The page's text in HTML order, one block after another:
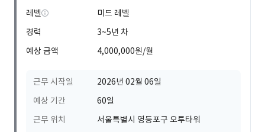
레벨
미드 레벨
경력
3~5년 차
예상 금액
4,000,000원/월
근무 시작일
2026년 02월 06일
예상 기간
60일
근무 위치
서울특별시 영등포구 오투타워